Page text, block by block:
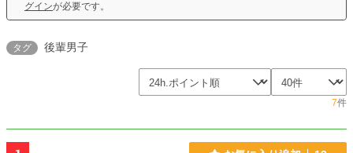
グインが必要です。
タグ 後輩男子
7件